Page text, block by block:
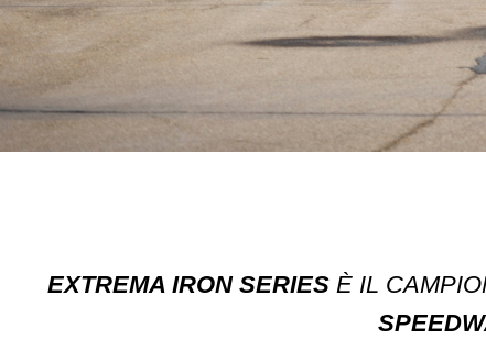
EXTREMA IRON SERIESÈ IL